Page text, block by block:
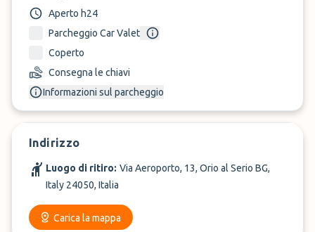
Aperto h24
Parcheggio Car Valet
Coperto
Consegna le chiavi
Informazioni sul parcheggio
Indirizzo
Luogo di ritiro: Via Aeroporto, 13, Orio al Serio BG,
Italy 24050, Italia
Carica la mappa